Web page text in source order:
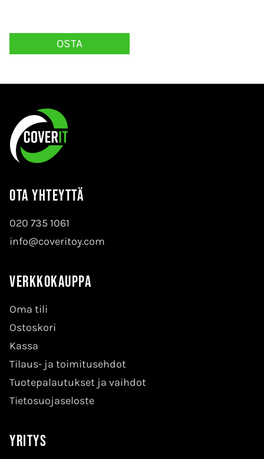
OSTA
Ota yhteyttä
020 735 1061
info@coveritoy.com
Verkkokauppa
Oma tili
Ostoskori
Kassa
Tilaus- ja toimitusehdot
Tuotepalautukset ja vaihdot
Tietosuojaseloste
Yritys